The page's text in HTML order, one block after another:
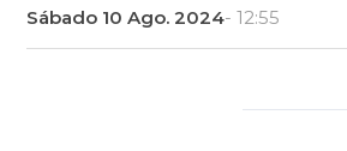
Sábado 10 Ago. 2024- 12:55